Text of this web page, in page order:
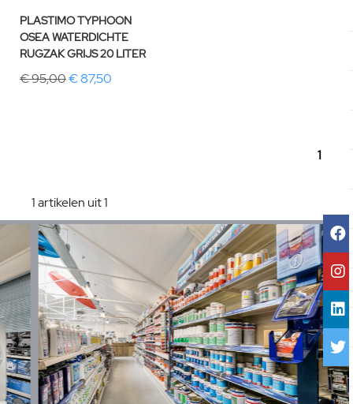
PLASTIMO TYPHOON
OSEA WATERDICHTE
RUGZAK GRIJS 20 LITER
€ 95,00€ 87,50
1
1 artikelen uit 1